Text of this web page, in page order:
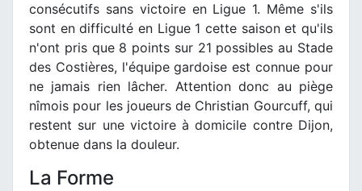
consécutifs sans victoire en Ligue 1. Même s'ils
sont en difficulté en Ligue 1 cette saison et qu'ils
n'ont pris que 8 points sur 21 possibles au Stade
des Costières, l'équipe gardoise est connue pour
ne jamais rien lâcher. Attention donc au piège
nîmois pour les joueurs de Christian Gourcuff, qui
restent sur une victoire à domicile contre Dijon,
obtenue dans la douleur.
La Forme